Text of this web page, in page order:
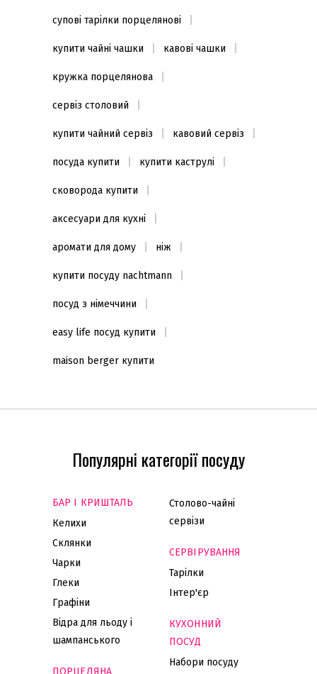
супові тарілки порцелянові
купити чайні чашки кавові чашки
кружка порцелянова
сервіз столовий
купити чайний сервіз кавовий сервіз
посуда купити купити каструлі
сковорода купити
аксесуари для кухні
аромати для дому ніж
купити посуду nachtmann
посуд з німеччини
easy life посуд купити
maison berger купити
Популярні категорії посуду
БАР І КРИШТАЛЬ
Келихи
Склянки
Чарки
Глеки
Графіни
Відра для льоду і
шампанського
ПОРЦЕЛЯНА
Столово-чайні
сервізи
СЕРВІРУВАННЯ
Тарілки
Інтер'єр
КУХОННИЙ
ПОСУД
Набори посуду